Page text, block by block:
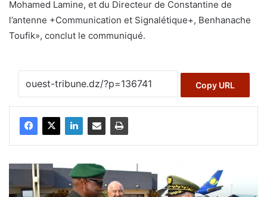
Mohamed Lamine, et du Directeur de Constantine de
l’antenne +Communication et Signalétique+, Benhanache
Toufik», conclut le communiqué.
Copy URL